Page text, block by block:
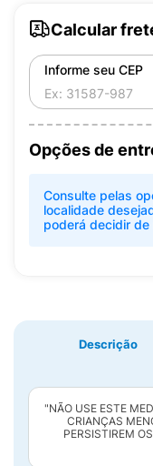
Calcular
Informe seu CEP
Opções de
Consulte pelas
localidade
poderá decidir de
Descrição
"NÃO USE ESTE
CRIANÇAS
PERSISTIREM